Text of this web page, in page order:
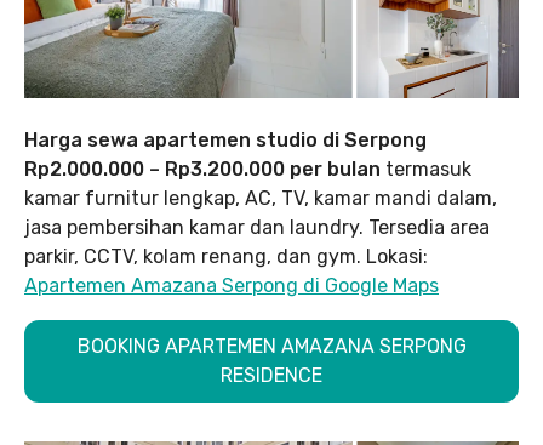
Harga sewa apartemen studio di Serpong
Rp2.000.000 – Rp3.200.000 per bulan termasuk
kamar furnitur lengkap, AC, TV, kamar mandi dalam,
jasa pembersihan kamar dan laundry. Tersedia area
parkir, CCTV, kolam renang, dan gym. Lokasi:
Apartemen Amazana Serpong di Google Maps
BOOKING APARTEMEN AMAZANA SERPONG
RESIDENCE